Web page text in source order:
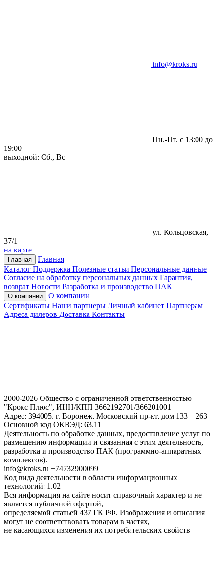
info@kroks.ru
Пн.-Пт. с 13:00 до
19:00
выходной: Сб., Вс.
ул. Кольцовская,
37/1
на карте
Главная
Главная
Каталог Поддержка Полезные статьи Персональные данные
Согласие на обработку персональных данных Гарантия,
возврат Новости Разработка и производство ПАК
О компании
О компании
Сертификаты Наши партнеры Личный кабинет Партнерам
Адреса дилеров Доставка Контакты
2000-2026 Общество с ограниченной ответственностью
"Крокс Плюс", ИНН/КПП 3662192701/366201001
Адрес: 394005, г. Воронеж, Московский пр-кт, дом 133 – 263
Основной код ОКВЭД: 63.11
Деятельность по обработке данных, предоставление услуг по
размещению информации и связанная с этим деятельность,
разработка и производство ПАК (программно-аппаратных
комплексов).
info@kroks.ru +74732900099
Код вида деятельности в области информационных
технологий: 1.02
Вся информация на сайте носит справочный характер и не
является публичной офертой,
определяемой статьей 437 ГК РФ. Изображения и описания
могут не соответствовать товарам в частях,
не касающихся изменения их потребительских свойств